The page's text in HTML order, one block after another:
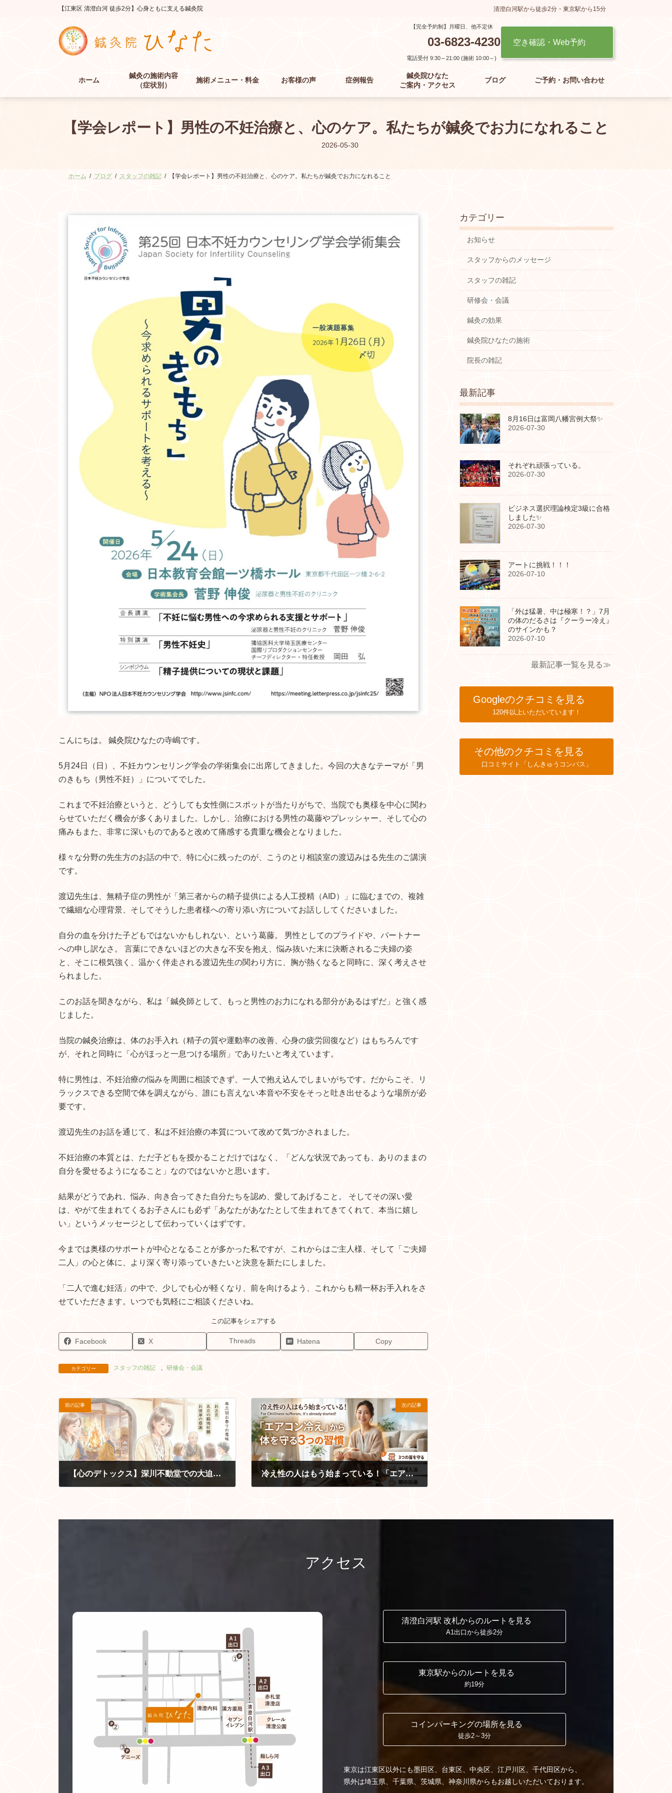
プ
動
【江東区 清澄白河 徒歩2分】心身ともに支える鍼灸院 清澄白河駅から徒歩2分・東京駅から15分
【完全予約制】月曜日、他不定休
03-6823-4230
電話受付 9:30～21:00 (施術 10:00～)
空き確認・Web予約
ホーム
鍼灸の施術内容
（症状別）
施術メニュー・料金 お客様の声 症例報告
鍼灸院ひなた
ご案内・アクセス
ブログ ご予約・お問い合わせ
【学会レポート】男性の不妊治療と、心のケア。私たちが鍼灸でお力になれること
2026-05-30
ホーム ブログ スタッフの雑記 【学会レポート】男性の不妊治療と、心のケア。私たちが鍼灸でお力になれること
こんにちは。 鍼灸院ひなたの寺嶋です。
5月24日（日）、不妊カウンセリング学会の学術集会に出席してきました。今回の大きなテーマが「男
のきもち（男性不妊）」についてでした。
これまで不妊治療というと、どうしても女性側にスポットが当たりがちで、当院でも奥様を中心に関わ
らせていただく機会が多くありました。しかし、治療における男性の葛藤やプレッシャー、そして心の
痛みもまた、非常に深いものであると改めて痛感する貴重な機会となりました。
様々な分野の先生方のお話の中で、特に心に残ったのが、こうのとり相談室の渡辺みはる先生のご講演
です。
渡辺先生は、無精子症の男性が「第三者からの精子提供による人工授精（AID）」に臨むまでの、複雑
で繊細な心理背景、そしてそうした患者様への寄り添い方についてお話ししてくださいました。
自分の血を分けた子どもではないかもしれない、という葛藤。 男性としてのプライドや、パートナー
への申し訳なさ。 言葉にできないほどの大きな不安を抱え、悩み抜いた末に決断されるご夫婦の姿
と、そこに根気強く、温かく伴走される渡辺先生の関わり方に、胸が熱くなると同時に、深く考えさせ
られました。
このお話を聞きながら、私は「鍼灸師として、もっと男性のお力になれる部分があるはずだ」と強く感
じました。
当院の鍼灸治療は、体のお手入れ（精子の質や運動率の改善、心身の疲労回復など）はもちろんです
が、それと同時に「心がほっと一息つける場所」でありたいと考えています。
特に男性は、不妊治療の悩みを周囲に相談できず、一人で抱え込んでしまいがちです。だからこそ、リ
ラックスできる空間で体を調えながら、誰にも言えない本音や不安をそっと吐き出せるような場所が必
要です。
渡辺先生のお話を通じて、私は不妊治療の本質について改めて気づかされました。
不妊治療の本質とは、ただ子どもを授かることだけではなく、「どんな状況であっても、ありのままの
自分を愛せるようになること」なのではないかと思います。
結果がどうであれ、悩み、向き合ってきた自分たちを認め、愛してあげること。 そしてその深い愛
は、やがて生まれてくるお子さんにも必ず「あなたがあなたとして生まれてきてくれて、本当に嬉し
い」というメッセージとして伝わっていくはずです。
今までは奥様のサポートが中心となることが多かった私ですが、これからはご主人様、そして「ご夫婦
二人」の心と体に、より深く寄り添っていきたいと決意を新たにしました。
「二人で進む妊活」の中で、少しでも心が軽くなり、前を向けるよう、これからも精一杯お手入れをさ
せていただきます。いつでも気軽にご相談くださいね。
Facebook X Threads Hatena Copy
カテゴリー スタッフの雑記 、 研修会・会議
前の記事
【心のデトックス】深川不動堂での大迫力の護摩焚きと、初めての先祖供養
次の記事
冷え性の人はもう始まっている！「エアコン冷え」から体を守る3つの習慣
カテゴリー
お知らせ
スタッフからのメッセージ
スタッフの雑記
研修会・会議
鍼灸の効果
鍼灸院ひなたの施術
院長の雑記
最新記事
8月16日は富岡八幡宮例大祭✨
2026-07-30
それぞれ頑張っている。
2026-07-30
ビジネス選択理論検定3級に合格
しました✨
2026-07-30
アートに挑戦！！！
2026-07-10
「外は猛暑、中は極寒！？」7月
の体のだるさは『クーラー冷え』
のサインかも？
2026-07-10
最新記事一覧を見る≫
Googleのクチコミを見る
120件以上いただいています！
その他のクチコミを見る
口コミサイト「しんきゅうコンパス」
アクセス
清澄白河駅 改札からのルートを見る
A1出口から徒歩2分
東京駅からのルートを見る
約19分
コインパーキングの場所を見る
徒歩2～3分
東京は江東区以外にも墨田区、台東区、中央区、江戸川区、千代田区から、
県外は埼玉県、千葉県、茨城県、神奈川県からもお越しいただいております。